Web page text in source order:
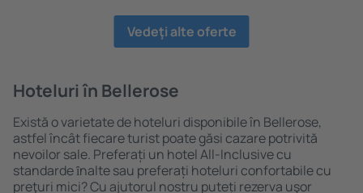
Vedeţi alte oferte
Hoteluri în Bellerose
Există o varietate de hoteluri disponibile în Bellerose,
astfel încât fiecare turist poate găsi cazare potrivită
nevoilor sale. Preferați un hotel All-Inclusive cu
standarde ȋnalte sau preferați hoteluri confortabile cu
preţuri mici? Cu ajutorul nostru puteți rezerva uşor